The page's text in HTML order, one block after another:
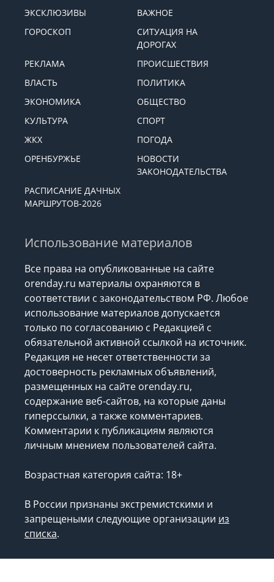
ЭКСКЛЮЗИВЫ
ВАЖНОЕ
ГОРОСКОП
СИТУАЦИЯ НА
ДОРОГАХ
РЕКЛАМА
ПРОИСШЕСТВИЯ
ВЛАСТЬ
ПОЛИТИКА
ЭКОНОМИКА
ОБЩЕСТВО
КУЛЬТУРА
СПОРТ
ЖКХ
ПОГОДА
ОРЕНБУРЖЬЕ
НОВОСТИ
ЗАКОНОДАТЕЛЬСТВА
РАСПИСАНИЕ ДАЧНЫХ
МАРШРУТОВ-2026
Использование материалов
Все права на опубликованные на сайте
orenday.ru материалы охраняются в
соответствии с законодательством РФ. Любое
использование материалов допускается
только по согласованию с Редакцией с
обязательной активной ссылкой на источник.
Редакция не несет ответственности за
достоверность рекламных объявлений,
размещенных на сайте orenday.ru,
содержание веб-сайтов, на которые даны
гиперссылки, а также комментариев.
Комментарии к публикациям являются
личным мнением пользователей сайта.
Возрастная категория сайта: 18+
В России признаны экстремистскими и
запрещеными следующие организации из
списка.
Запрещено для детей.